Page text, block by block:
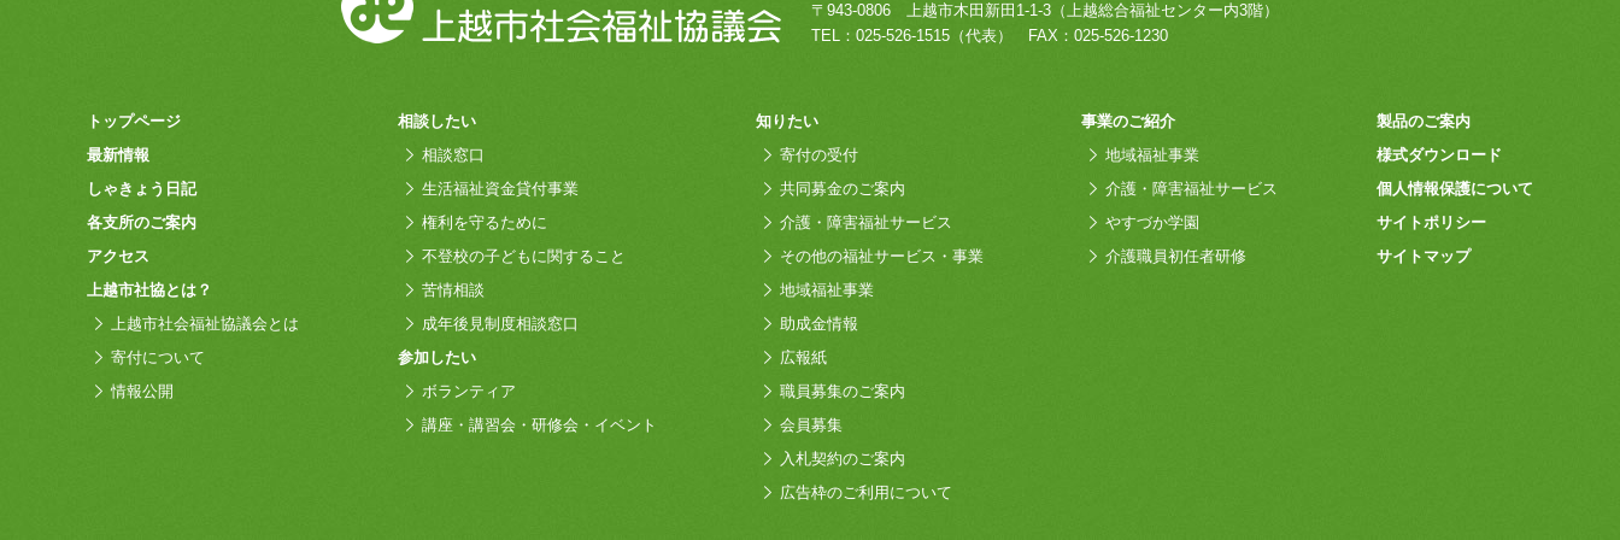
〒943-0806 上越市木田新田1-1-3 （上越総合福祉センター内3階）
TEL： 025-526-1515 （代表） FAX：025-526-1230
トップページ
最新情報
しゃきょう日記
各支所のご案内
アクセス
上越市社協とは？
上越市社会福祉協議会とは
寄付について
情報公開
相談したい
相談窓口
生活福祉資金貸付事業
権利を守るために
不登校の子どもに関すること
苦情相談
成年後見制度相談窓口
参加したい
ボランティア
講座・講習会・研修会・イベント
知りたい
寄付の受付
共同募金のご案内
介護・障害福祉サービス
その他の福祉サービス・事業
地域福祉事業
助成金情報
広報紙
職員募集のご案内
会員募集
入札契約のご案内
広告枠のご利用について
事業のご紹介
地域福祉事業
介護・障害福祉サービス
やすづか学園
介護職員初任者研修
製品のご案内
様式ダウンロード
個人情報保護について
サイトポリシー
サイトマップ